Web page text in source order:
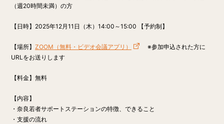
（週20時間未満）の方
【日時】 2025年12月11日（木）14:00～15:00 【予約制】
【場所】 ZOOM（無料・ビデオ会議アプリ）
※参加申込された方に
URLをお送りします
【料金】 無料
【内容】
・奈良若者サポートステーションの特徴、できること
・支援の流れ